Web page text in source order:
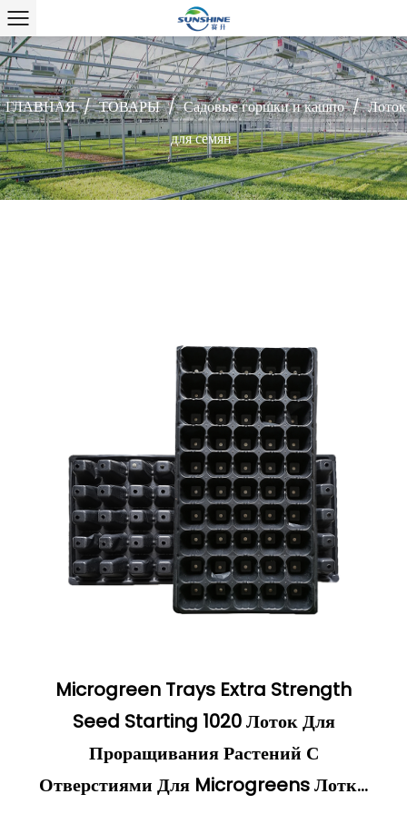
ГЛАВНАЯ / ТОВАРЫ / Садовые горшки и кашпо / Лоток
для семян
Microgreen Trays Extra Strength
Seed Starting 1020 Лоток Для
Проращивания Растений С
Отверстиями Для Microgreens Лотки